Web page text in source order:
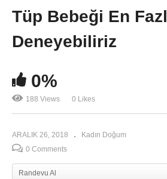
Tüp Bebeği En
Deneyebiliriz
0%
188 Views 0 Likes
ARALIK 26, 2018
Kadın Doğum
0 Comments
Randevu Al